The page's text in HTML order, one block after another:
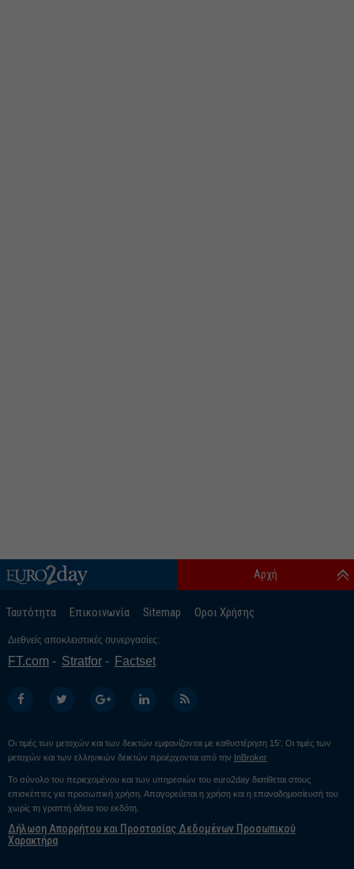
Ταυτότητα Επικοινωνία Sitemap Οροι Χρήσης
Αρχή
Διεθνείς αποκλειστικές συνεργασίες:
FT.com Stratfor Factset
Οι τιμές των μετοχών και των δεικτών εμφανίζονται με καθυστέρηση 15’. Οι τιμές των
μετοχών και των ελληνικών δεικτών προέρχονται από την InBroker
Το σύνολο του περιεχομένου και των υπηρεσιών του euro2day διατίθεται στους
επισκέπτες για προσωπική χρήση. Απαγορεύεται η χρήση και η επαναδημοσίευσή του
χωρίς τη γραπτή άδεια του εκδότη.
Δήλωση Απορρήτου και Προστασίας Δεδομένων Προσωπικού
Χαρακτήρα